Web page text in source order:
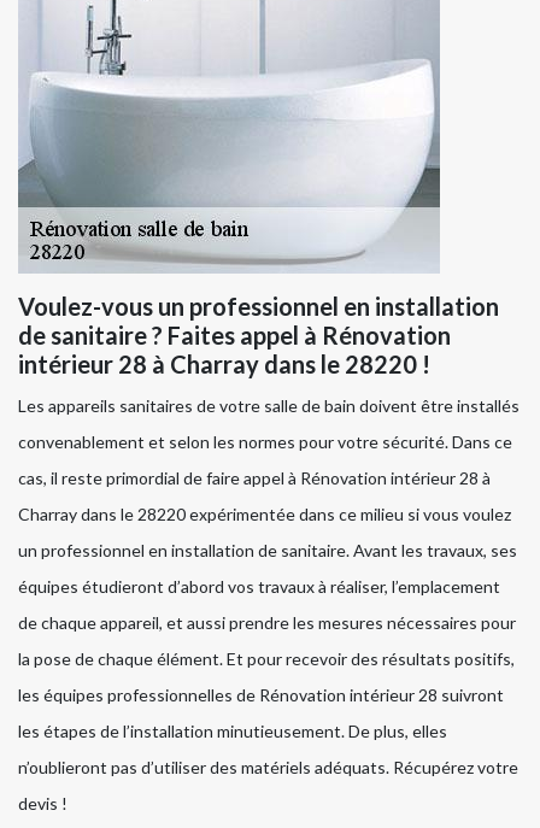
Voulez-vous un professionnel en installation
de sanitaire ? Faites appel à Rénovation
intérieur 28 à Charray dans le 28220 !
Les appareils sanitaires de votre salle de bain doivent être installés
convenablement et selon les normes pour votre sécurité. Dans ce
cas, il reste primordial de faire appel à Rénovation intérieur 28 à
Charray dans le 28220 expérimentée dans ce milieu si vous voulez
un professionnel en installation de sanitaire. Avant les travaux, ses
équipes étudieront d’abord vos travaux à réaliser, l’emplacement
de chaque appareil, et aussi prendre les mesures nécessaires pour
la pose de chaque élément. Et pour recevoir des résultats positifs,
les équipes professionnelles de Rénovation intérieur 28 suivront
les étapes de l’installation minutieusement. De plus, elles
n’oublieront pas d’utiliser des matériels adéquats. Récupérez votre
devis !